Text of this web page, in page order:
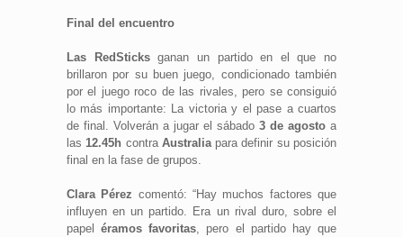
Final del encuentro
Las RedSticksganan un partido en el que no
brillaron por su buen juego, condicionado también
por el juego roco de las rivales, pero se consiguió
lo más importante: La victoria y el pase a cuartos
de final. Volverán a jugar el sábado 3 de agosto a
las 12.45h contra Australiapara definir su posición
final en la fase de grupos.
Clara Pérez comentó: “Hay muchos factores que
influyen en un partido. Era un rival duro, sobre el
papeléramos favoritas , pero el partido hay que